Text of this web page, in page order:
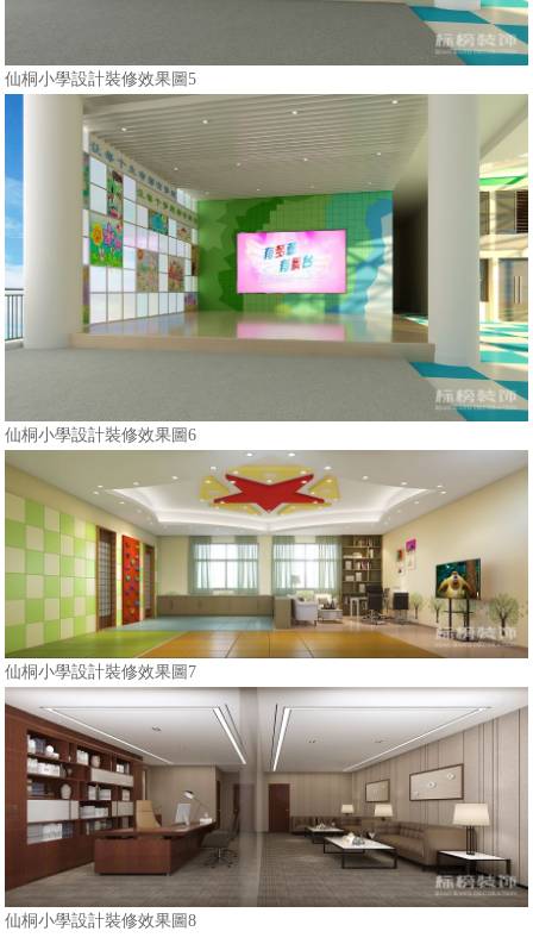
仙桐小學設計裝修效果圖5
仙桐小學設計裝修效果圖6
仙桐小學設計裝修效果圖7
仙桐小學設計裝修效果圖8